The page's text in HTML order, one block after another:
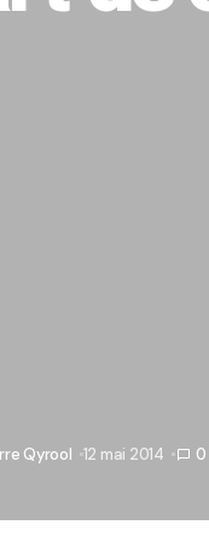
Qyrool 12 mai 2014 0